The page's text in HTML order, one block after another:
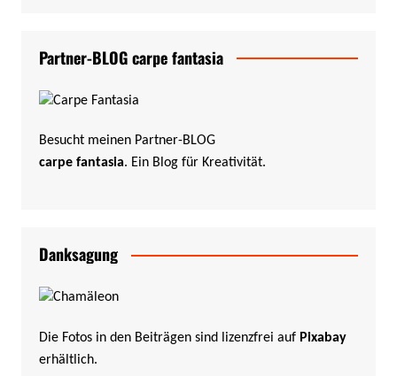
Partner-BLOG carpe fantasia
Besucht meinen Partner-BLOG
carpe fantasia. Ein Blog für Kreativität.
Danksagung
Die Fotos in den Beiträgen sind lizenzfrei auf Pixabay
erhältlich.